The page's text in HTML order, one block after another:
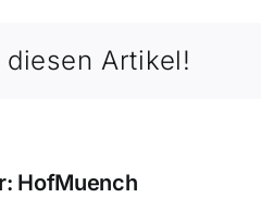
diesen Artikel!
HofMuench